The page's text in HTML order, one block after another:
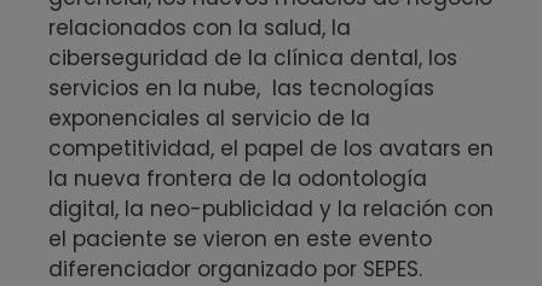
relacionados con la salud, la
ciberseguridad de la clínica dental, los
servicios en la nube, las tecnologías
exponenciales al servicio de la
competitividad, el papel de los avatars en
la nueva frontera de la odontología
digital, la neo-publicidad y la relación con
el paciente se vieron en este evento
diferenciador organizado por SEPES.